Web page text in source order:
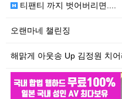
티팬티 까지 벗어버리면....
오랜마네 챌린징
해맑게 아웃송 Up 김정원 치